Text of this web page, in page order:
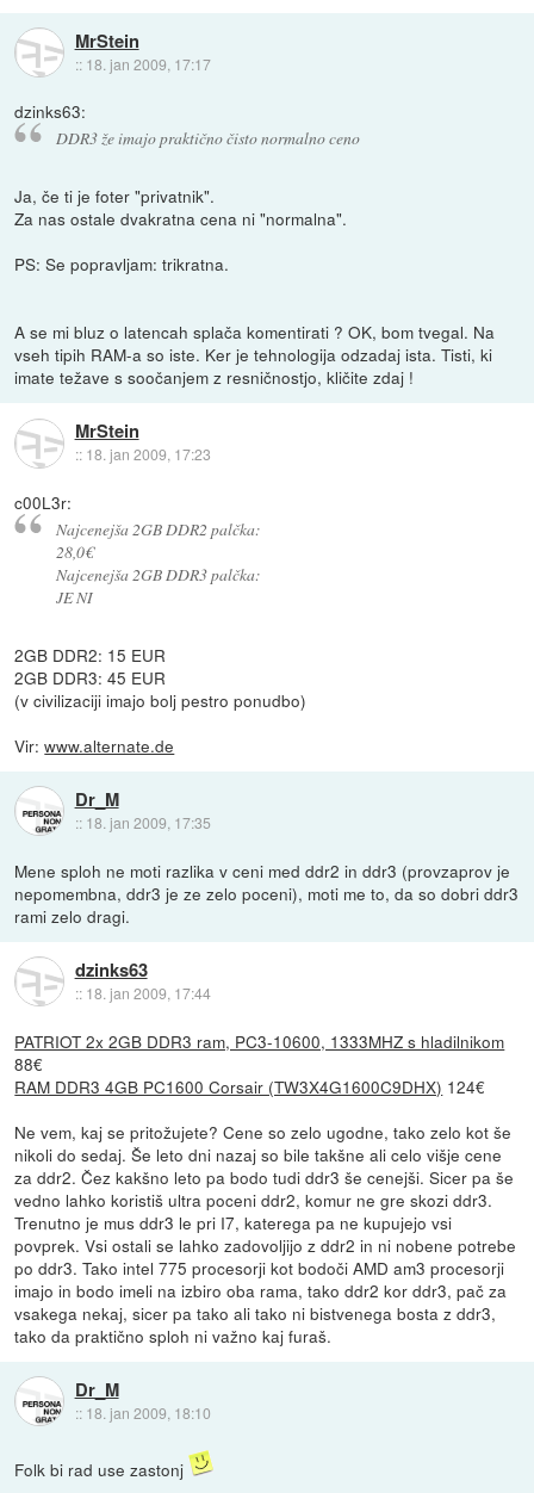
MrStein
:: 18. jan 2009, 17:17
dzinks63:
DDR3 že imajo praktično čisto normalno ceno
Ja, če ti je foter "privatnik".
Za nas ostale dvakratna cena ni "normalna".
PS: Se popravljam: trikratna.
A se mi bluz o latencah splača komentirati ? OK, bom tvegal. Na
vseh tipih RAM-a so iste. Ker je tehnologija odzadaj ista. Tisti, ki
imate težave s soočanjem z resničnostjo, kličite zdaj !
MrStein
:: 18. jan 2009, 17:23
c00L3r:
Najcenejša 2GB DDR2 palčka:
28,0€
Najcenejša 2GB DDR3 palčka:
JE NI
2GB DDR2: 15 EUR
2GB DDR3: 45 EUR
(v civilizaciji imajo bolj pestro ponudbo)
Vir:www.alternate.de
Dr_M
:: 18. jan 2009, 17:35
Mene sploh ne moti razlika v ceni med ddr2 in ddr3 (provzaprov je
nepomembna, ddr3 je ze zelo poceni), moti me to, da so dobri ddr3
rami zelo dragi.
dzinks63
:: 18. jan 2009, 17:44
PATRIOT 2x 2GB DDR3 ram, PC3-10600, 1333MHZ s hladilnikom
88€
RAM DDR3 4GB PC1600 Corsair (TW3X4G1600C9DHX) 124€
Ne vem, kaj se pritožujete? Cene so zelo ugodne, tako zelo kot še
nikoli do sedaj. Še leto dni nazaj so bile takšne ali celo višje cene
za ddr2. Čez kakšno leto pa bodo tudi ddr3 še cenejši. Sicer pa še
vedno lahko koristiš ultra poceni ddr2, komur ne gre skozi ddr3.
Trenutno je mus ddr3 le pri I7, katerega pa ne kupujejo vsi
povprek. Vsi ostali se lahko zadovoljijo z ddr2 in ni nobene potrebe
po ddr3. Tako intel 775 procesorji kot bodoči AMD am3 procesorji
imajo in bodo imeli na izbiro oba rama, tako ddr2 kor ddr3, pač za
vsakega nekaj, sicer pa tako ali tako ni bistvenega bosta z ddr3,
tako da praktično sploh ni važno kaj furaš.
Dr_M
:: 18. jan 2009, 18:10
Folk bi rad use zastonj